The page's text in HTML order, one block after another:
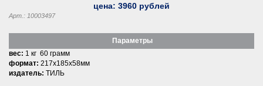
цена: 3960 рублей
Арт.: 10003497
Параметры
вес: 1 кг 60 грамм
формат: 217x185x58мм
издатель: ТИЛЬ